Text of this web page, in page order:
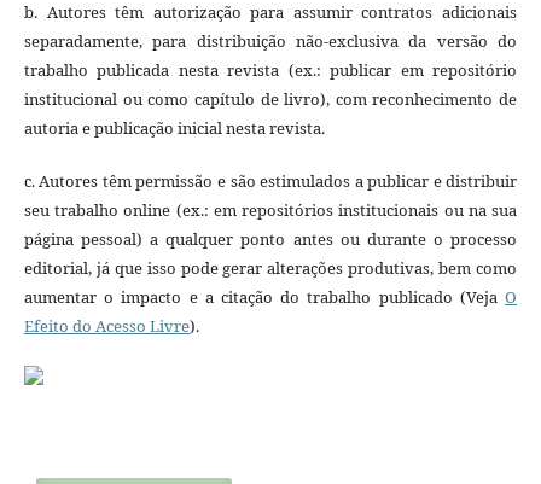
b. Autores têm autorização para assumir contratos adicionais
separadamente, para distribuição não-exclusiva da versão do
trabalho publicada nesta revista (ex.: publicar em repositório
institucional ou como capítulo de livro), com reconhecimento de
autoria e publicação inicial nesta revista.
c. Autores têm permissão e são estimulados a publicar e distribuir
seu trabalho online (ex.: em repositórios institucionais ou na sua
página pessoal) a qualquer ponto antes ou durante o processo
editorial, já que isso pode gerar alterações produtivas, bem como
aumentar o impacto e a citação do trabalho publicado (VejaO
Efeito do Acesso Livre).